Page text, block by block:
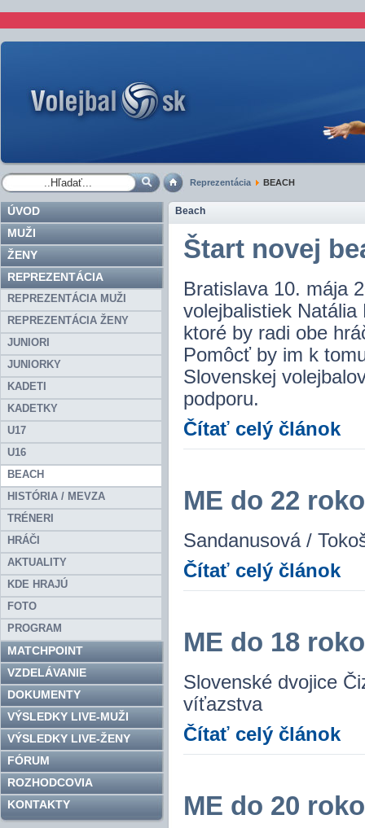
Reprezentácia BEACH
ÚVOD
MUŽI
ŽENY
REPREZENTÁCIA
REPREZENTÁCIA MUŽI
REPREZENTÁCIA ŽENY
JUNIORI
JUNIORKY
KADETI
KADETKY
U17
U16
BEACH
HISTÓRIA / MEVZA
TRÉNERI
HRÁČI
AKTUALITY
KDE HRAJÚ
FOTO
PROGRAM
MATCHPOINT
VZDELÁVANIE
DOKUMENTY
VÝSLEDKY LIVE-MUŽI
VÝSLEDKY LIVE-ŽENY
FÓRUM
ROZHODCOVIA
KONTAKTY
Beach
Štart novej
Bratislava 10. mája
volejbalistiek
ktoré by radi obe
Pomôcť by im k
Slovenskej
podporu.
Čítať celý článok
ME do 22
Sandanusová /
Čítať celý článok
ME do 18
Slovenské dvojice
víťazstva
Čítať celý článok
ME do 20